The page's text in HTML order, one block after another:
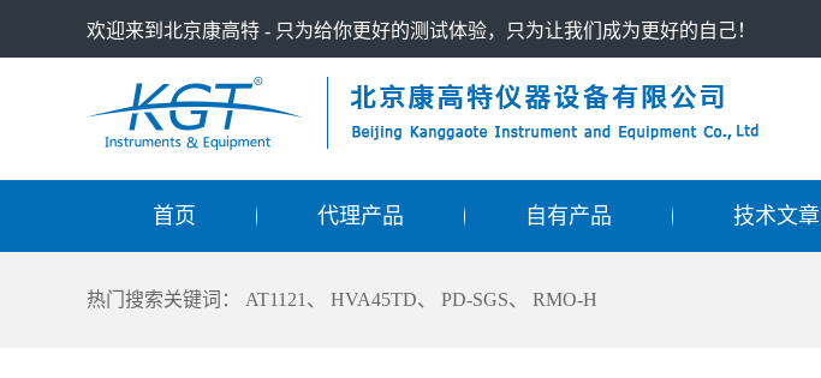
欢迎来到北京康高特 - 只为给你更好的测试体验，只为让我们成为更好的自己！
首页 代理产品 自有产品 技术文章
热门搜索关键词： AT1121 、 HVA45TD、 PD-SGS、 RMO-H